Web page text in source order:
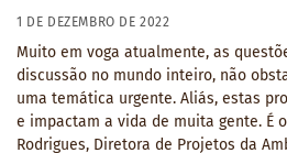
1 DE DEZEMBRO DE 2022
Muito em voga atualmente, as
discussão no mundo inteiro, não
uma temática urgente. Aliás, estas
e impactam a vida de muita gente. É
Rodrigues, Diretora de Projetos da